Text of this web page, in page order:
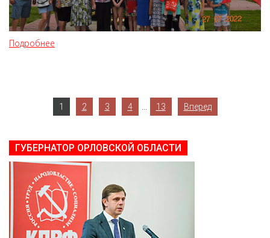
Подробнее
1 2 3 4 ... 13 Вперед
ГУБЕРНАТОР ОРЛОВСКОЙ ОБЛАСТИ